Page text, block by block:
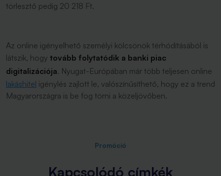
törlesztő pedig 20 218 Ft.
Az online igényelhető személyi kölcsönök térhódításából is
látszik, hogy tovább folytatódik a banki piac
digitalizációja. Nyugat-Európában már több teljesen online
lakáshitel igénylés zajlott le, valószínűsíthető, hogy ez a trend
Magyarországra is be fog törni a közeljövőben.
Promóció
Kapcsolódó címkék